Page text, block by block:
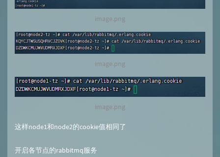
image.png
image.png
image.png
这样node1和node2的cookie值相同了
开启各节点的rabbitmq服务